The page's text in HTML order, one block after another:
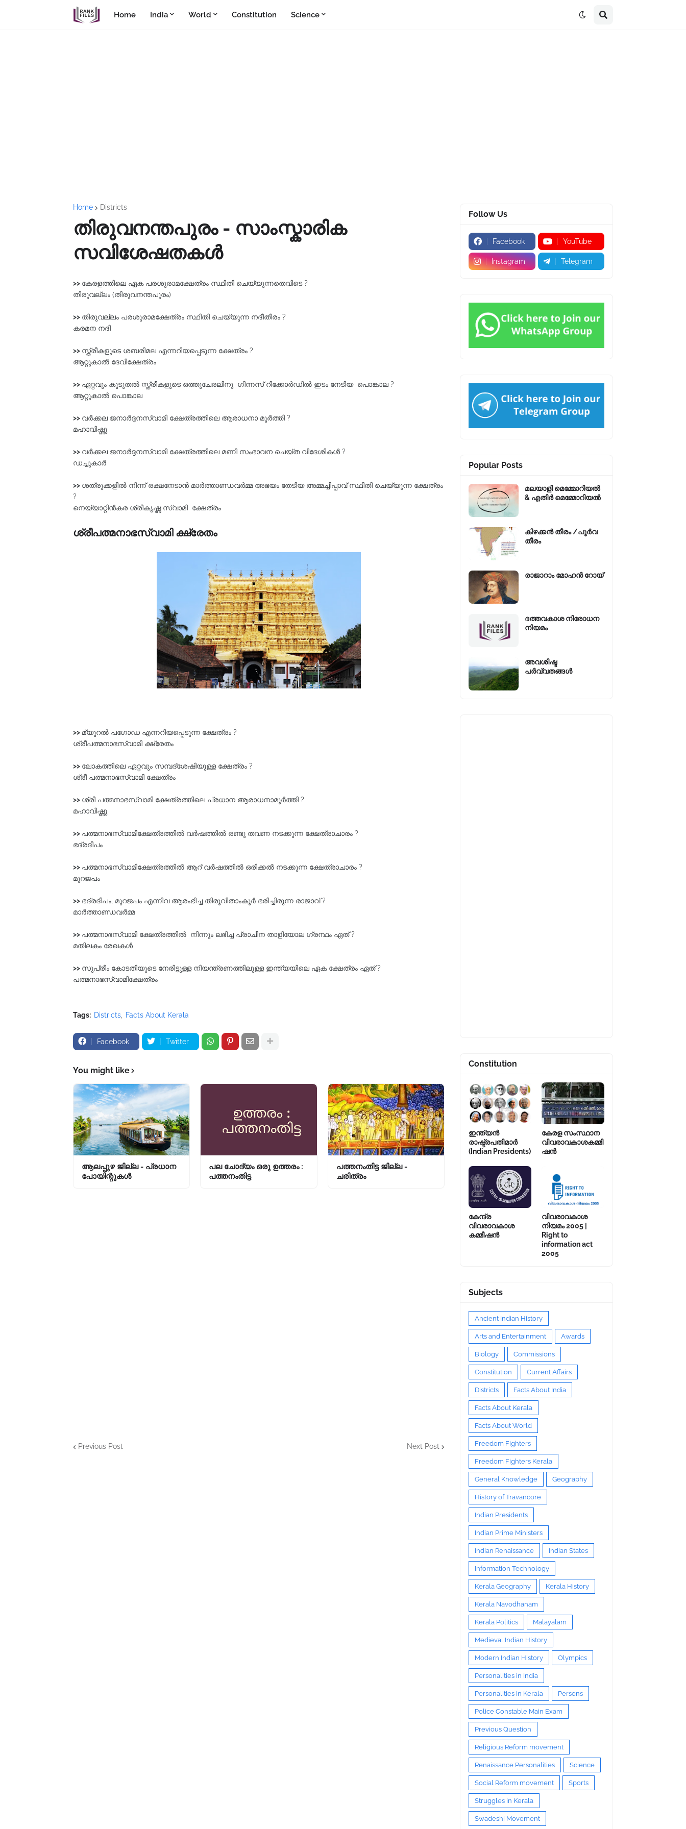
Home India World Constitution Science
Home Districts
തിരുവനന്തപുരം - സാംസ്കാരിക
സവിശേഷതകൾ
>> കേരളത്തിലെ ഏക പരശുരാമക്ഷേത്രം സ്ഥിതി ചെയ്യുന്നതെവിടെ ?
തിരുവല്ലം (തിരുവനന്തപുരം)
>> തിരുവല്ലം പരശുരാമക്ഷേത്രം സ്ഥിതി ചെയ്യുന്ന നദീതീരം ?
കരമന നദി
>> സ്ത്രീകളുടെ ശബരിമല എന്നറിയപ്പെടുന്ന ക്ഷേത്രം ?
ആറ്റുകാൽ ദേവിക്ഷേത്രം
>> ഏറ്റവും കൂടുതൽ സ്ത്രീകളുടെ ഒത്തുചേരലിനു ഗിന്നസ്‌ റിക്കോർഡിൽ ഇടം നേടിയ പൊങ്കാല ?
ആറ്റുകാൽ പൊങ്കാല
>> വർക്കല ജനാർദ്ദനസ്വാമി ക്ഷേത്രത്തിലെ ആരാധനാ മൂർത്തി ?
മഹാവിഷ്ണു
>> വർക്കല ജനാർദ്ദനസ്വാമി ക്ഷേത്രത്തിലെ മണി സംഭാവന ചെയ്ത വിദേശികൾ ?
ഡച്ചുകാർ
>> ശത്രുക്കളിൽ നിന്ന്‌ രക്ഷനേടാൻ മാർത്താണ്ഡവർമ്മ അഭയം തേടിയ അമ്മച്ചിപ്പാവ്‌ സ്ഥിതി ചെയ്യുന്ന ക്ഷേത്രം
?
നെയ്യാറ്റിൻകര ശ്രീകൃഷ്ണ സ്വാമി ക്ഷേത്രം
ശ്രീപത്മനാഭസ്വാമി ക്ഷ്രേതം
>> മ്യൂറൽ പഗോഡ എന്നറിയപ്പെടുന്ന ക്ഷേത്രം ?
ശ്രീപത്മനാഭസ്വാമി ക്ഷ്രേതം
>> ലോകത്തിലെ ഏറ്റവും സമ്പദ്ശേഷിയുള്ള ക്ഷേത്രം ?
ശ്രീ പത്മനാഭസ്വാമി ക്ഷേത്രം
>> ശ്രീ പത്മനാഭസ്വാമി ക്ഷേത്രത്തിലെ പ്രധാന ആരാധനാമൂർത്തി ?
മഹാവിഷ്ണു
>> പത്മനാഭസ്വാമിക്ഷേത്രത്തിൽ വർഷത്തിൽ രണ്ടു തവണ നടക്കുന്ന ക്ഷേത്രാചാരം ?
ഭദ്രദീപം
>> പത്മനാഭസ്വാമിക്ഷേത്രത്തിൽ ആറ് വർഷത്തിൽ ഒരിക്കൽ നടക്കുന്ന ക്ഷേത്രാചാരം ?
മുറജപം
>> ഭദ്രദീപം, മുറജപം എന്നിവ ആരംഭിച്ച തിരൂവിതാംകൂർ ഭരിച്ചിരുന്ന രാജാവ്‌ ?
മാർത്താണ്ഡവർമ്മ
>> പത്മനാഭസ്വാമി ക്ഷേത്രത്തിൽ നിന്നും ലഭിച്ച പ്രാചീന താളിയോല ഗ്രന്ഥം ഏത് ?
മതിലകം രേഖകൾ
>> സുപ്രീം കോടതിയുടെ നേരിട്ടുള്ള നിയന്ത്രണത്തിലുള്ള ഇന്ത്യയിലെ ഏക ക്ഷേത്രം ഏത് ?
പത്മനാഭസ്വാമിക്ഷേത്രം
Tags: Districts Facts About Kerala
Facebook Twitter
You might like
ആലപ്പുഴ ജില്ല - പ്രധാന
പോയിന്റുകൾ
പല ചോദ്യം ഒരു ഉത്തരം :
പത്തനംതിട്ട
പത്തനംതിട്ട ജില്ല -
ചരിത്രം
Previous Post Next Post
Follow Us
Facebook YouTube
Instagram Telegram
Popular Posts
മലയാളി മെമ്മോറിയൽ
& എതിർ മെമ്മോറിയൽ
കിഴക്കന്‍ തീരം /പൂർവ
തീരം
രാജാറാം മോഹൻ റോയ്‌
ദത്തവകാശ നിരോധന
നിയമം
അവശിഷ്ട
പർവ്വതങ്ങൾ
Constitution
ഇന്ത്യൻ
രാഷ്ട്രപതിമാർ
(Indian Presidents)
കേരള സംസ്ഥാന
വിവരാവകാശകമ്മി
ഷൻ
കേന്ദ്ര
വിവരാവകാശ
കമ്മീഷൻ
വിവരാവകാശ
നിയമം 2005 |
Right to
information act
2005
Subjects
Ancient Indian History
Arts and Entertainment Awards
Biology Commissions
Constitution Current Affairs
Districts Facts About India
Facts About Kerala
Facts About World
Freedom Fighters
Freedom Fighters Kerala
General Knowledge Geography
History of Travancore
Indian Presidents
Indian Prime Ministers
Indian Renaissance Indian States
Information Technology
Kerala Geography Kerala History
Kerala Navodhanam
Kerala Politics Malayalam
Medieval Indian History
Modern Indian History Olympics
Personalities in India
Personalities in Kerala Persons
Police Constable Main Exam
Previous Question
Religious Reform movement
Renaissance Personalities Science
Social Reform movement Sports
Struggles in Kerala
Swadeshi Movement